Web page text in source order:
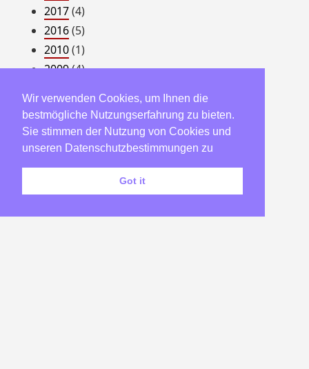
2017(4)
2016(5)
2010(1)
2009(4)
2007 (22)
2006(23)
2005(182)
2004(58)
Wir verwenden Cookies, um Ihnen die
bestmögliche Nutzungserfahrung zu bieten.
Sie stimmen der Nutzung von Cookies und
unseren Datenschutzbestimmungen zu
Got it